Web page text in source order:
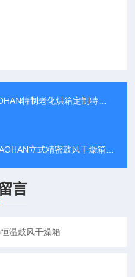
制老化烘箱定制特殊用途干燥箱
立式精密鼓风干燥箱芯片老化箱烘箱
言